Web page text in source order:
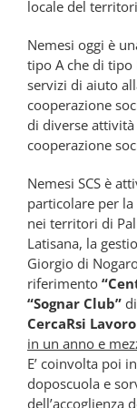
locale del
Nemesi oggi è
tipo A che di
servizi di aiuto
cooperazione
di diverse
cooperazione
Nemesi SCS è
particolare per
nei territori di
Latisana, la
Giorgio di
riferimento
“Sognar Club”
CercaRsi Lavoro
in un anno e
E’ coinvolta poi
doposcuola e
dell’accoglienza